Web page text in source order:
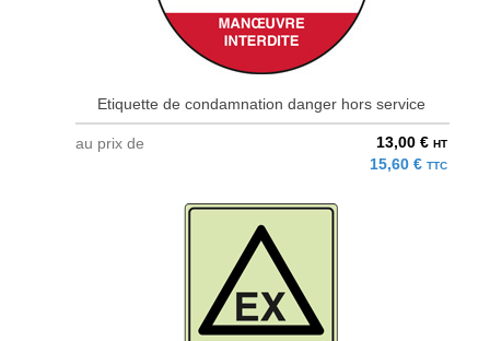
Etiquette de condamnation danger hors service
au prix de 13,00 € HT
15,60 € TTC